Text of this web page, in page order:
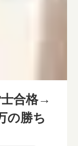
士合格→
の勝ち